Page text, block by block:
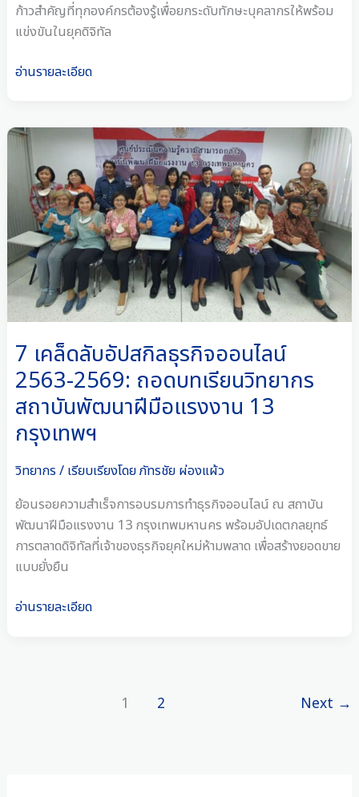
ก้าวสำคัญที่ทุกองค์กรต้องรู้เพื่อยกระดับทักษะบุคลากรให้พร้อม
แข่งขันในยุคดิจิทัล
อ่านรายละเอียด
7 เคล็ดลับอัปสกิลธุรกิจออนไลน์
2563-2569: ถอดบทเรียนวิทยากร
สถาบันพัฒนาฝีมือแรงงาน 13
กรุงเทพฯ
วิทยากร / เรียบเรียงโดยภัทรชัย ผ่องแผ้ว
ย้อนรอยความสำเร็จการอบรมการทำธุรกิจออนไลน์ ณ สถาบัน
พัฒนาฝีมือแรงงาน 13 กรุงเทพมหานคร พร้อมอัปเดตกลยุทธ์
การตลาดดิจิทัลที่เจ้าของธุรกิจยุคใหม่ห้ามพลาด เพื่อสร้างยอดขาย
แบบยั่งยืน
7
เคล็ด
ลับ
อัป
สกิล
ธุรกิจ
ออนไลน์
2563-
2569:
ถอด
บท
เรียน
วิทยากร
สถาบัน
พัฒนา
ฝีมือ
แรงงาน
กรุงเทพฯ
อ่านรายละเอียด
1 2 Next →